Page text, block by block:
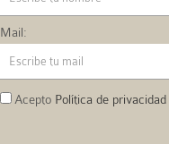
Mail:
Acepto Política de privacidad